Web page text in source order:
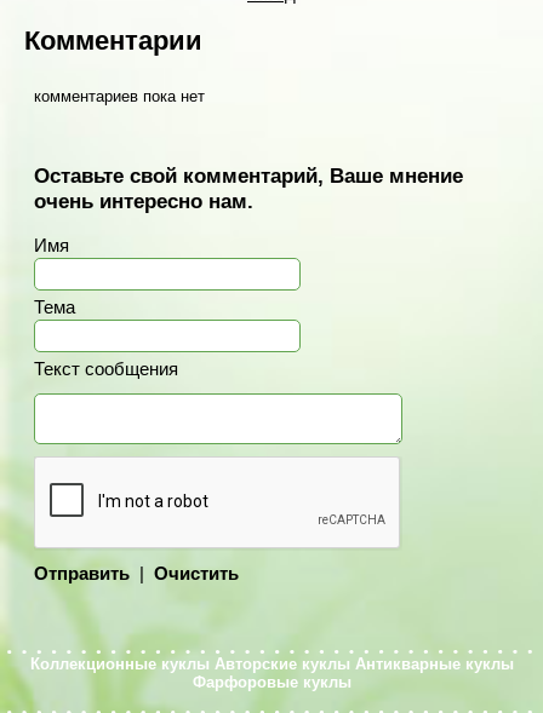
Комментарии
комментариев пока нет
Оставьте свой комментарий, Ваше мнение
очень интересно нам.
Имя
Тема
Текст сообщения
Отправить Очистить
Коллекционные куклы Авторские куклы Антикварные куклы
Фарфоровые куклы